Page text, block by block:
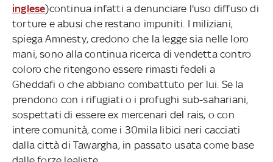
inglese)continua infatti a denunciare l'uso diffuso di
torture e abusi che restano impuniti. I miliziani,
spiega Amnesty, credono che la legge sia nelle loro
mani, sono alla continua ricerca di vendetta contro
coloro che ritengono essere rimasti fedeli a
Gheddafi o che abbiano combattuto per lui. Se la
prendono con i rifugiati o i profughi sub-sahariani,
sospettati di essere ex mercenari del rais, o con
intere comunità, come i 30mila libici neri cacciati
dalla città di Tawargha, in passato usata come base